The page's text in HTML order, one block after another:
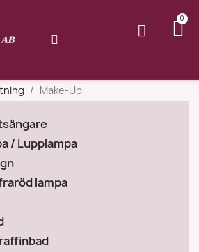
Make-Up
/ Lupplampa
lampa